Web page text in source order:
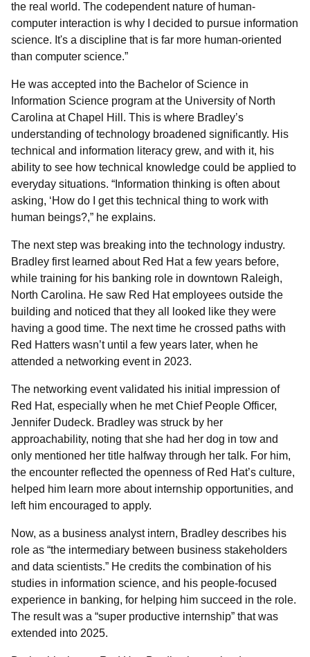
the real world. The codependent nature of human-
computer interaction is why I decided to pursue information
science. It's a discipline that is far more human-oriented
than computer science.”
He was accepted into the Bachelor of Science in
Information Science program at the University of North
Carolina at Chapel Hill. This is where Bradley’s
understanding of technology broadened significantly. His
technical and information literacy grew, and with it, his
ability to see how technical knowledge could be applied to
everyday situations. “Information thinking is often about
asking, ‘How do I get this technical thing to work with
human beings?,” he explains.
The next step was breaking into the technology industry.
Bradley first learned about Red Hat a few years before,
while training for his banking role in downtown Raleigh,
North Carolina. He saw Red Hat employees outside the
building and noticed that they all looked like they were
having a good time. The next time he crossed paths with
Red Hatters wasn’t until a few years later, when he
attended a networking event in 2023.
The networking event validated his initial impression of
Red Hat, especially when he met Chief People Officer,
Jennifer Dudeck. Bradley was struck by her
approachability, noting that she had her dog in tow and
only mentioned her title halfway through her talk. For him,
the encounter reflected the openness of Red Hat’s culture,
helped him learn more about internship opportunities, and
left him encouraged to apply.
Now, as a business analyst intern, Bradley describes his
role as “the intermediary between business stakeholders
and data scientists.” He credits the combination of his
studies in information science, and his people-focused
experience in banking, for helping him succeed in the role.
The result was a “super productive internship” that was
extended into 2025.